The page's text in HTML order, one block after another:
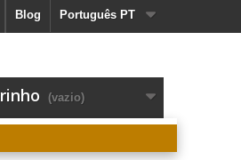
Português PT
Blog
(vazio)